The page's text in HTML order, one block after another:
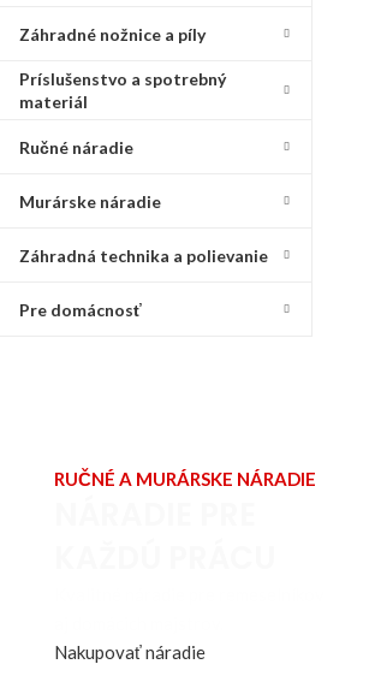
Záhradné nožnice a píly
Príslušenstvo a spotrebný
materiál
Ručné náradie
Murárske náradie
Záhradná technika a polievanie
Pre domácnosť
RUČNÉ A MURÁRSKE NÁRADIE
Nakupovať náradie